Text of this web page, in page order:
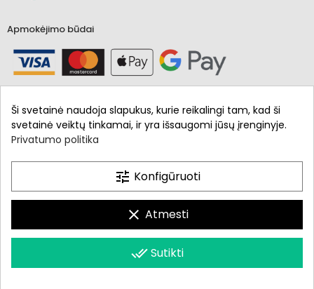
Apmokėjimo būdai
Informacija
Mano paskyra
Daiktunamai.lt © 2021 - 2024. Visos teisės saugomos.
Ši svetainė naudoja slapukus, kurie reikalingi tam, kad ši
svetainė veiktų tinkamai, ir yra išsaugomi jūsų įrenginyje.
Privatumo politika
tune Konfigūruoti
clear Atmesti
done_allSutikti